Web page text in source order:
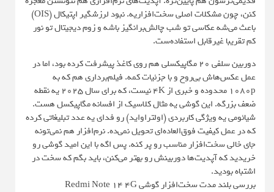
کنن، چون مشکلات اصلی سخت‌افزاریه. نبود لرزشگیر اپتیکال (OIS)
باعث می‌شه عکاسی تو شب چالش‌برانگیز باشه و زوم دیجیتال تو نور
کم تقریبا غیرقابل استفاده‌ست.
دوربین سلفی ۲۰ مگاپیکسلی هم روی کاغذ پیشرفت کرده بود، اما در
عمل عکس‌هاش بی‌روح و با جزئیات کمه. فیلم‌برداری هم که به
1080p محدوده و خبری از 4K نیست، که برای سال ۲۰۲۵ یه نقطه
ضعف بزرگه. این گوشی یه مثال کلاسیک از افسانه مگاپیکسل هست.
شیائومی یه ویژگی کاربردی (اولتراواید) رو فدای یه عدد تبلیغاتی کرده
که در عمل کیفیت فوق‌العاده‌ای تحویل نمی‌ده. نرم‌افزار هم نمی‌تونه
جای خالی سخت‌افزار مناسب رو پر کنه. پس اگه با این امید گوشی رو
خریدید که آپدیت‌ها دوربینش رو بهتر می‌کنن، باید بگم که سخت در
اشتباه بودید.
بررسی بلند مدت سخت‌افزار گوشی Redmi Note 14 4G